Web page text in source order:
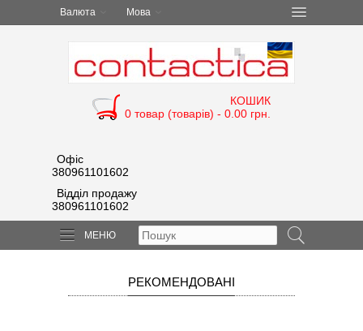
Валюта Мова
КОШИК
0 товар (товарів) - 0.00 грн.
Офіс
380961101602
Відділ продажу
380961101602
МЕНЮ
РЕКОМЕНДОВАНІ